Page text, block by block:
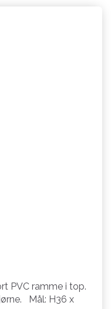
PVC ramme i top.
Mål: H36 x